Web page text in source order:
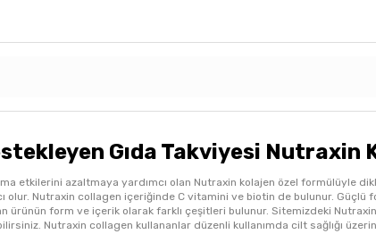
Gıda Takviyesi Nutraxin
etkilerini azaltmaya yardımcı olan Nutraxin kolajen özel formülüyle
olur. Nutraxin collagen içeriğinde C vitamini ve biotin de bulunur.
ürünün form ve içerik olarak farklı çeşitleri bulunur. Sitemizdeki
Nutraxin collagen kullananlar düzenli kullanımda cilt sağlığı